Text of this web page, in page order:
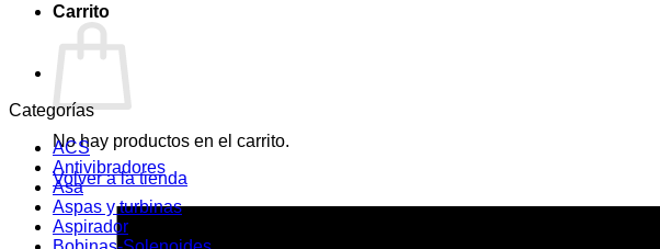
Carrito
No hay productos en el carrito.
Volver a la tienda
Categorías
ACS
Antivibradores
Asa
Aspas y turbinas
Aspirador